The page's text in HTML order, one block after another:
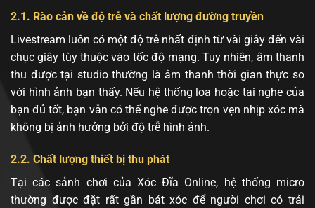
2.1. Rào cản về độ trễ và chất lượng đường truyền
Livestream luôn có một độ trễ nhất định từ vài giây đến vài
chục giây tùy thuộc vào tốc độ mạng. Tuy nhiên, âm thanh
thu được tại studio thường là âm thanh thời gian thực so
với hình ảnh bạn thấy. Nếu hệ thống loa hoặc tai nghe của
bạn đủ tốt, bạn vẫn có thể nghe được trọn vẹn nhịp xóc mà
không bị ảnh hưởng bởi độ trễ hình ảnh.
2.2. Chất lượng thiết bị thu phát
Tại các sảnh chơi của Xóc Đĩa Online, hệ thống micro
thường được đặt rất gần bát xóc để người chơi có trải